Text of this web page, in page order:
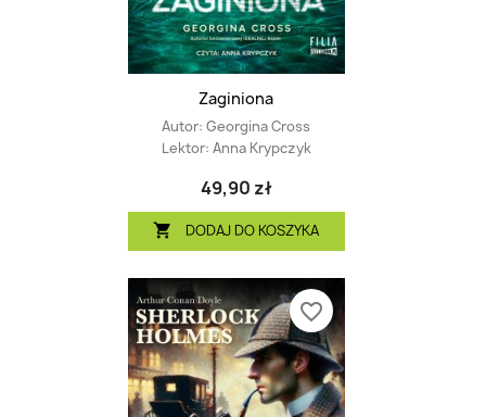
Zaginiona
Autor: Georgina Cross
Lektor: Anna Krypczyk
49,90 zł
 DODAJ DO KOSZYKA
favorite_border